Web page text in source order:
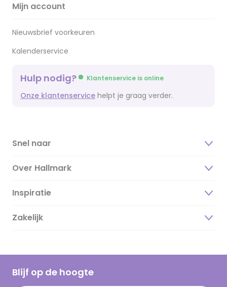
Mijn account
Nieuwsbrief voorkeuren
Kalenderservice
Hulp nodig? Klantenservice is online
Onze klantenservice helpt je graag verder.
Snel naar
Over Hallmark
Over ons
Duurzaamheid
Hallmark Kaartclub
Inspiratie
Magazine
Cadeau inspiratie
Kaartinspiratie
Zakelijk
Blijf op de hoogte